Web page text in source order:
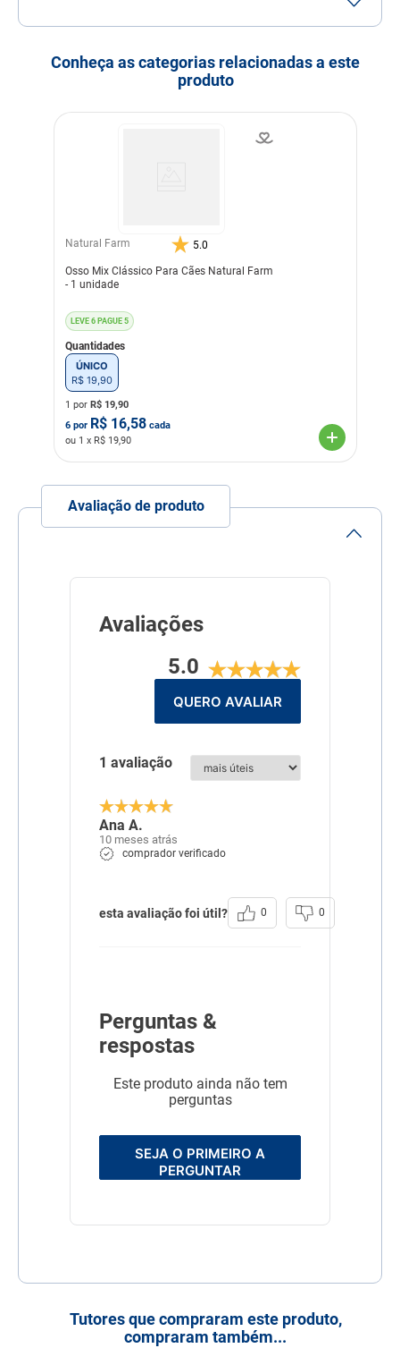
Pequeno Médio
Grande
Idade AdultoFilhote
Linha
Conheça as categorias relacionadas a este
produto
Natural Farm 5.0
Osso Mix Clássico Para Cães Natural Farm
- 1 unidade
LEVE 6 PAGUE 5
Quantidades
ÚNICO
R$ 19 90
1 por R$ 19,90
6 por R$ 16,58 cada
ou 1 x R$ 19,90
Avaliação de produto
Avaliações
5.0
QUERO AVALIAR
1 avaliação
Ana A.
10 meses atrás
comprador verificado
esta avaliação foi útil? 0 0
Perguntas &
respostas
Este produto ainda não tem
perguntas
SEJA O PRIMEIRO A
PERGUNTAR
Tutores que compraram este produto,
compraram também...